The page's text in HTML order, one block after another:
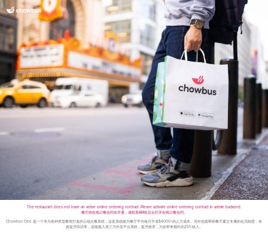
The restaurant does not have an active online ordering contract. Please activate online ordering contract in admin backend.
餐厅的在线订餐合同未开通，请联系AM在后台打开在线订餐合同。
Chowbus One 是一个专为各种类型餐馆打造的云端点餐系统，这套系统能为餐厅平均每月节省$4000+的人力成本。另外也能帮助餐厅建立专属的会员制度，有
效提升回访率，还能接入第三方外卖平台系统，提升效率，为你带来额外的25%收入。